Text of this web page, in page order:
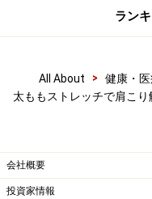
りますが、一番簡単
の筋肉を伸ばすスト
と、座った状態で片
ことでも筋肉は伸ば
よりハムストリングス
ラン
All About > 健康・医
太ももストレッチで肩こ
会社概要
投資家情報